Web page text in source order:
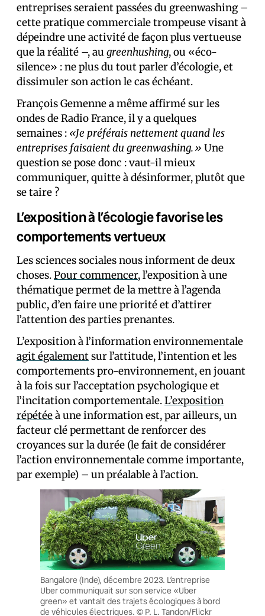
entreprises seraient passées du greenwashing –
cette pratique commerciale trompeuse visant à
dépeindre une activité de façon plus vertueuse
que la réalité –, au greenhushing, ou «éco-
silence» : ne plus du tout parler d’écologie, et
dissimuler son action le cas échéant.
François Gemenne a même affirmé sur les
ondes de Radio France, il y a quelques
semaines : «Je préférais nettement quand les
entreprises faisaient du greenwashing.» Une
question se pose donc : vaut-il mieux
communiquer, quitte à désinformer, plutôt que
se taire ?
L’exposition à l’écologie favorise les
comportements vertueux
Les sciences sociales nous informent de deux
choses.Pour commencer, l’exposition à une
thématique permet de la mettre à l’agenda
public, d’en faire une priorité et d’attirer
l’attention des parties prenantes.
L’exposition à l’information environnementale
agit égalementsur l’attitude, l’intention et les
comportements pro-environnement, en jouant
à la fois sur l’acceptation psychologique et
l’incitation comportementale.L’exposition
répétéeà une information est, par ailleurs, un
facteur clé permettant de renforcer des
croyances sur la durée (le fait de considérer
l’action environnementale comme importante,
par exemple) – un préalable à l’action.
Bangalore (Inde), décembre 2023. L’entreprise
Uber communiquait sur son service «Uber
green» et vantait des trajets écologiques à bord
de véhicules électriques. © P. L. Tandon/Flickr